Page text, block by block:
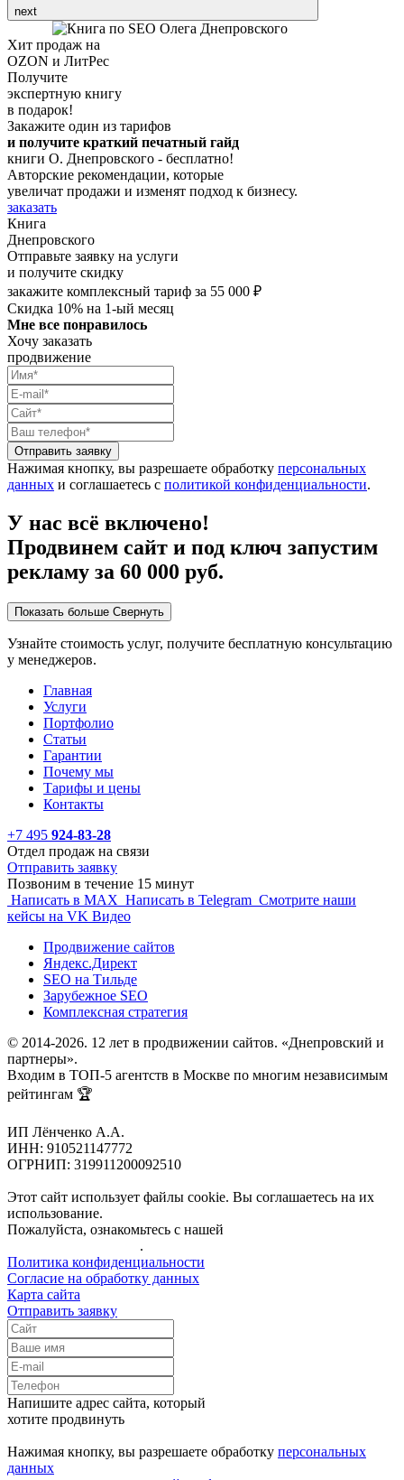
next
Хит продаж на
OZON и ЛитРес
Получите
экспертную книгу
в подарок!
Закажите один из тарифов
и получите краткий печатный гайд
книги О. Днепровского - бесплатно!
Авторские рекомендации, которые
увеличат продажи и изменят подход к бизнесу.
заказать
Книга
Днепровского
Отправьте заявку на услуги
и получите скидку
закажите комплексный тариф за 55 000 ₽
Скидка 10% на 1-ый месяц
Мне все понравилось
Хочу заказать
продвижение
Отправить заявку
Нажимая кнопку, вы разрешаете обработку персональных
данных и соглашаетесь с политикой конфиденциальности.
У нас всё включено!
Продвинем сайт и под ключ запустим
рекламу за 60 000 руб.
Показать больше Свернуть
Узнайте стоимость услуг, получите бесплатную консультацию
у менеджеров.
Главная
Услуги
Портфолио
Статьи
Гарантии
Почему мы
Тарифы и цены
Контакты
+7 495 924-83-28
Отдел продаж на связи
Отправить заявку
Позвоним в течение 15 минут
Написать в MAX Написать в Telegram Смотрите наши
кейсы на VK Видео
Продвижение сайтов
Яндекс.Директ
SEO на Тильде
Зарубежное SEO
Комплексная стратегия
© 2014-2026. 12 лет в продвижении сайтов. «Днепровский и
партнеры».
Входим в ТОП-5 агентств в Москве по многим независимым
рейтингам 🏆
ИП Лёнченко А.А.
ИНН: 910521147772
ОГРНИП: 319911200092510
Этот сайт использует файлы cookie. Вы соглашаетесь на их
использование.
Пожалуйста, ознакомьтесь с нашей
.
Политика конфиденциальности
Согласие на обработку данных
Карта сайта
Отправить заявку
Напишите адрес сайта, который
хотите продвинуть
Нажимая кнопку, вы разрешаете обработку персональных
данных